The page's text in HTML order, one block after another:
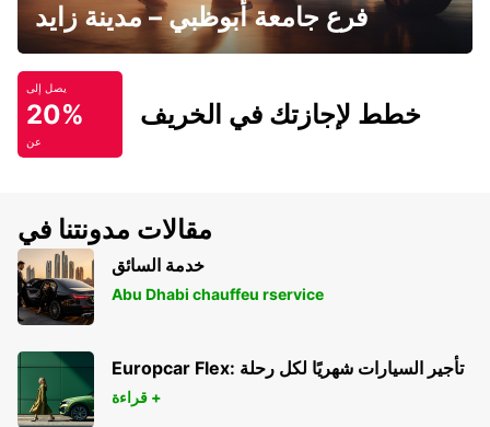
فرع جامعة أبوظبي – مدينة زايد
يصل إلى
20%
عن
خطط لإجازتك في الخريف
مقالات مدونتنا في
خدمة السائق
Abu Dhabi chauffeu rservice
Europcar Flex: تأجير السيارات شهريًا لكل رحلة
قراءة +